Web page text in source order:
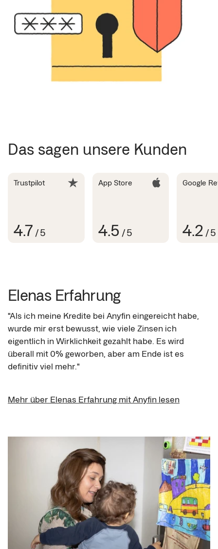
Das sagen unsere Kunden
Trustpilot
4.7 /5
App Store
4.5 /5
Google
4.2 /5
Elenas Erfahrung
"Als ich meine Kredite bei Anyfin eingereicht habe,
wurde mir erst bewusst, wie viele Zinsen ich
eigentlich in Wirklichkeit gezahlt habe. Es wird
überall mit 0% geworben, aber am Ende ist es
definitiv viel mehr."
Mehr über Elenas Erfahrung mit Anyfin lesen